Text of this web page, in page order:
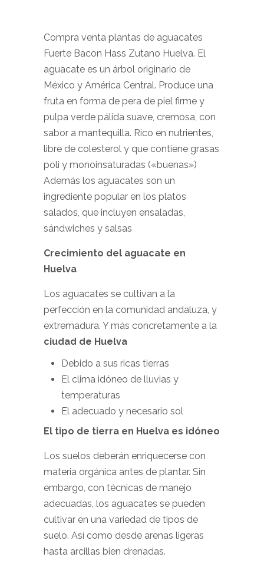
Compra venta plantas de aguacates
Fuerte Bacon Hass Zutano Huelva. El
aguacate es un árbol originario de
México y América Central. Produce una
fruta en forma de pera de piel firme y
pulpa verde pálida suave, cremosa, con
sabor a mantequilla. Rico en nutrientes,
libre de colesterol y que contiene grasas
poli y monoinsaturadas («buenas»)
Además los aguacates son un
ingrediente popular en los platos
salados, que incluyen ensaladas,
sándwiches y salsas
Crecimiento del aguacate en
Huelva
Los aguacates se cultivan a la
perfección en la comunidad andaluza, y
extremadura. Y más concretamente a la
ciudad de Huelva
Debido a sus ricas tierras
El clima idóneo de lluvias y
temperaturas
El adecuado y necesario sol
El tipo de tierra en Huelva es idóneo
Los suelos deberán enriquecerse con
materia orgánica antes de plantar. Sin
embargo, con técnicas de manejo
adecuadas, los aguacates se pueden
cultivar en una variedad de tipos de
suelo. Así como desde arenas ligeras
hasta arcillas bien drenadas.